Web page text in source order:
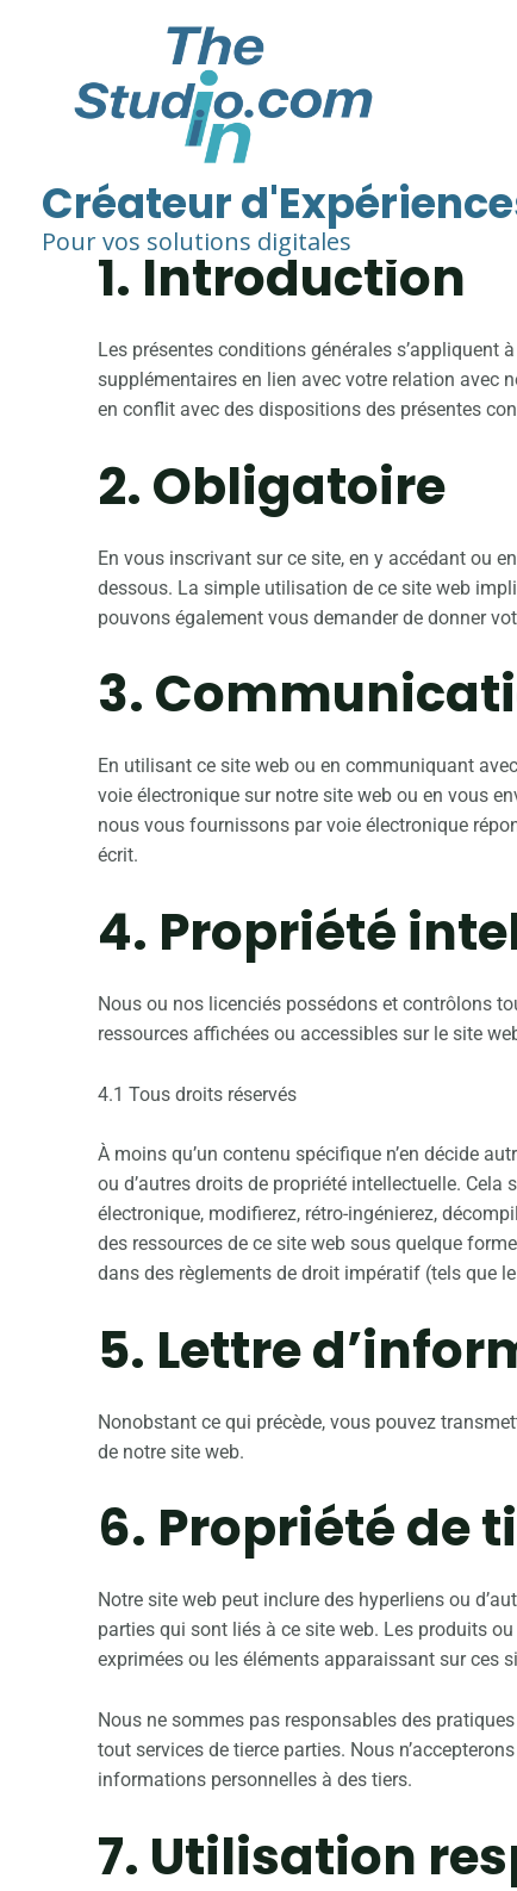
Créateur
Pour vos solutions digitales
Les conditions générales ont été mises à jour
1. Introduction
Les présentes conditions générales
supplémentaires en lien avec votre relation avec
en conflit avec des dispositions des présentes
2. Obligatoire
En vous inscrivant sur ce site, en y accédant ou
dessous. La simple utilisation de ce site web
pouvons également vous demander de donner
3.
En utilisant ce site web ou en communiquant
voie électronique sur notre site web ou en vous
nous vous fournissons par voie électronique
écrit.
4. Propriété
Nous ou nos licenciés possédons et contrôlons
ressources affichées ou accessibles sur le site
4.1 Tous droits réservés
À moins qu’un contenu spécifique n’en décide
ou d’autres droits de propriété intellectuelle. Cela
électronique, modifierez, rétro-ingénierez,
des ressources de ce site web sous quelque
dans des règlements de droit impératif (tels que
5. Lettre
Nonobstant ce qui précède, vous pouvez
de notre site web.
6. Propriété de
Notre site web peut inclure des hyperliens ou
parties qui sont liés à ce site web. Les produits
exprimées ou les éléments apparaissant sur ces
Nous ne sommes pas responsables des
tout services de tierce parties. Nous
informations personnelles à des tiers.
7. Utilisation